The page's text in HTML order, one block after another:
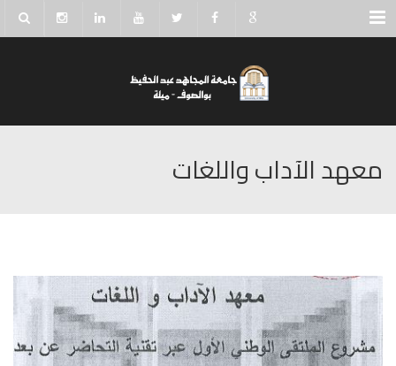
Menu
معهد الآداب واللغات